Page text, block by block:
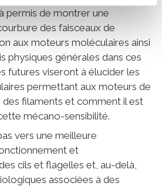
permis de montrer une
des faisceaux de
aux moteurs moléculaires ainsi
physiques générales dans ces
futures viseront à élucider les
permettant aux moteurs de
filaments et comment il est
mécano-sensibilité.
vers une meilleure
et
cils et flagelles et, au-delà,
associées à des